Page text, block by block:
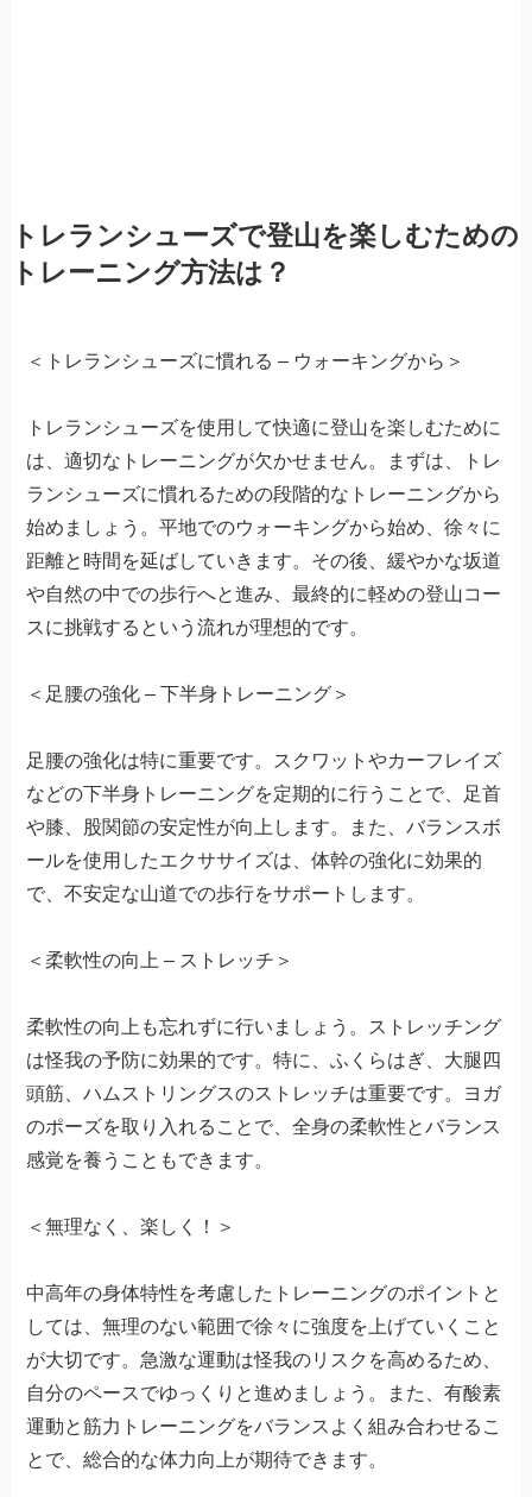
トレランシューズで登山を楽しむための
トレーニング方法は？
＜トレランシューズに慣れる – ウォーキングから＞
トレランシューズを使用して快適に登山を楽しむために
は、適切なトレーニングが欠かせません。まずは、トレ
ランシューズに慣れるための段階的なトレーニングから
始めましょう。平地でのウォーキングから始め、徐々に
距離と時間を延ばしていきます。その後、緩やかな坂道
や自然の中での歩行へと進み、最終的に軽めの登山コー
スに挑戦するという流れが理想的です。
＜足腰の強化 – 下半身トレーニング＞
足腰の強化は特に重要です。スクワットやカーフレイズ
などの下半身トレーニングを定期的に行うことで、足首
や膝、股関節の安定性が向上します。また、バランスボ
ールを使用したエクササイズは、体幹の強化に効果的
で、不安定な山道での歩行をサポートします。
＜柔軟性の向上 – ストレッチ＞
柔軟性の向上も忘れずに行いましょう。ストレッチング
は怪我の予防に効果的です。特に、ふくらはぎ、大腿四
頭筋、ハムストリングスのストレッチは重要です。ヨガ
のポーズを取り入れることで、全身の柔軟性とバランス
感覚を養うこともできます。
＜無理なく、楽しく！＞
中高年の身体特性を考慮したトレーニングのポイントと
しては、無理のない範囲で徐々に強度を上げていくこと
が大切です。急激な運動は怪我のリスクを高めるため、
自分のペースでゆっくりと進めましょう。また、有酸素
運動と筋力トレーニングをバランスよく組み合わせるこ
とで、総合的な体力向上が期待できます。